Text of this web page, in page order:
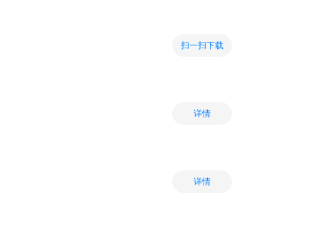
扫一扫下载
详情
详情